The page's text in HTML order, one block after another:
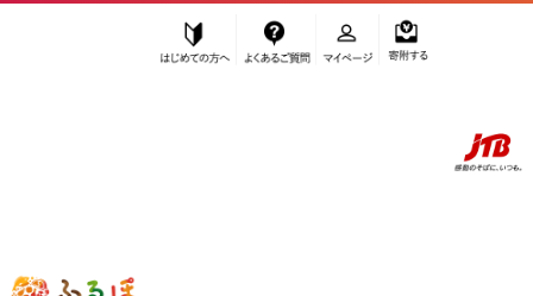
ふるぽ JTBのふるさと納税サイト